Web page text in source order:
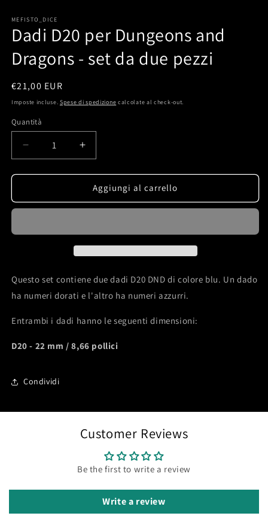
MEFISTO_DICE
Dadi D20 per Dungeons and
Dragons - set da due pezzi
Prezzo
di
€21,00 EUR
Imposte incluse. Spese di spedizione calcolate al check-out.
Quantità
Quantità
Diminuisci
quantità
per
D20
and
set
due
Aumenta
quantità
per
Dadi
D20
and
set
due
Aggiungi al carrello
Questo set contiene due dadi D20 DND di colore blu. Un dado
ha numeri dorati e l'altro ha numeri azzurri.
Entrambi i dadi hanno le seguenti dimensioni:
D20 - 22 mm / 8,66 pollici
Condividi
Customer Reviews
Be the first to write a review
Write a review